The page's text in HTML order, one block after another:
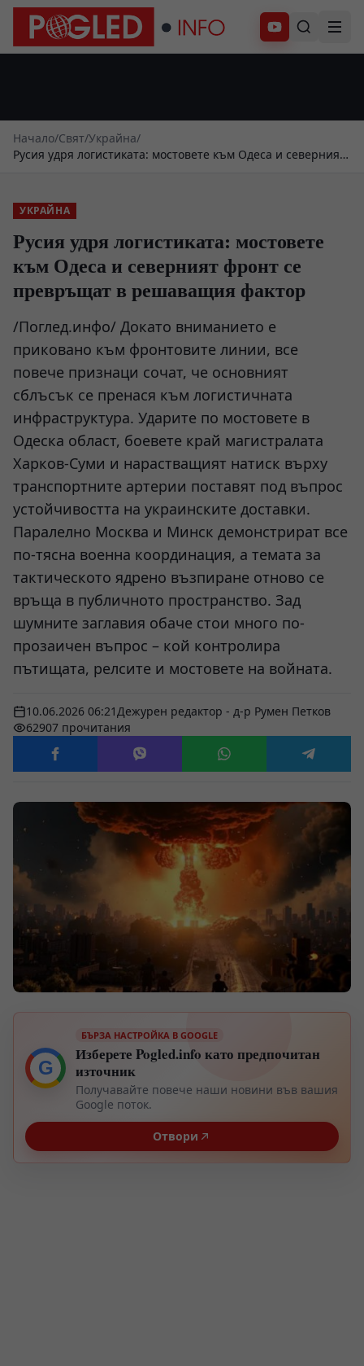
Абонирай се
Начало/Свят/Украйна/
Русия удря логистиката: мостовете към Одеса и северният
УКРАЙНА
Русия удря логистиката: мостовете
към Одеса и северният фронт се
превръщат в решаващия фактор
/Поглед.инфо/ Докато вниманието е
приковано към фронтовите линии, все
повече признаци сочат, че основният
сблъсък се пренася към логистичната
инфраструктура. Ударите по мостовете в
Одеска област, боевете край магистралата
Харков-Суми и нарастващият натиск върху
транспортните артерии поставят под въпрос
устойчивостта на украинските доставки.
Паралелно Москва и Минск демонстрират все
по-тясна военна координация, а темата за
тактическото ядрено възпиране отново се
връща в публичното пространство. Зад
шумните заглавия обаче стои много по-
прозаичен въпрос – кой контролира
пътищата, релсите и мостовете на войната.
10.06.2026 06:21Дежурен редактор - д-р Румен Петков
62907 прочитания
G
БЪРЗА НАСТРОЙКА В GOOGLE
Изберете Pogled.info като предпочитан
източник
Получавайте повече наши новини във вашия
Google поток.
Отвори